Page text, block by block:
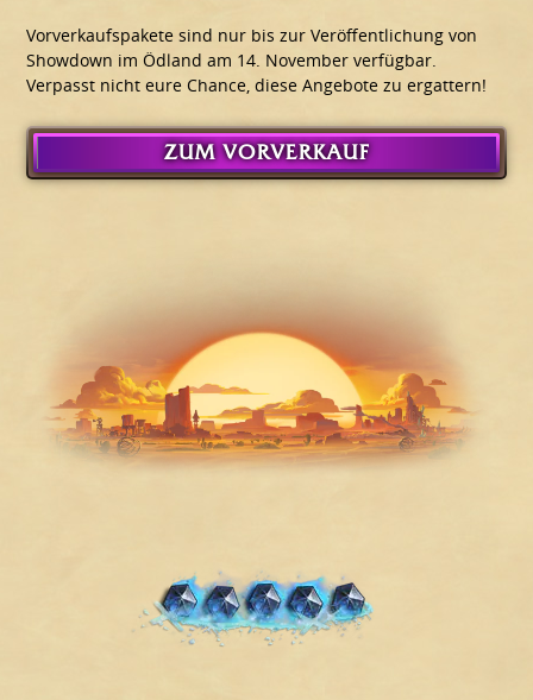
Vorverkaufspakete sind nur bis zur Veröffentlichung von
Showdown im Ödland am 14. November verfügbar.
Verpasst nicht eure Chance, diese Angebote zu ergattern!
ZUM VORVERKAUF